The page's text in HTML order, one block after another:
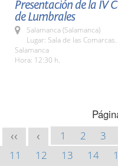
Presentación de la IV
de Lumbrales
Salamanca (Salamanca)
Lugar: Sala de las
Salamanca
Hora: 12:30 h.
<< < 1 2 3
11
12 13 14